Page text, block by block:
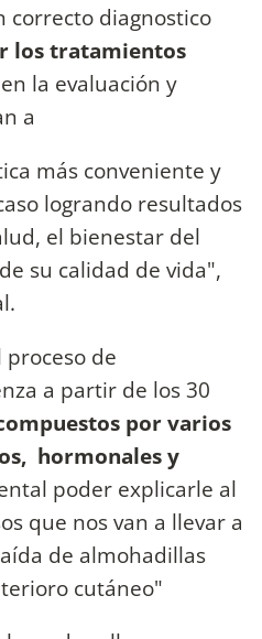
correcto diagnostico
los tratamientos
la evaluación y
a
más conveniente y
logrando resultados
el bienestar del
su calidad de vida",
proceso de
a partir de los 30
por varios
hormonales y
poder explicarle al
que nos van a llevar a
de almohadillas
cutáneo"